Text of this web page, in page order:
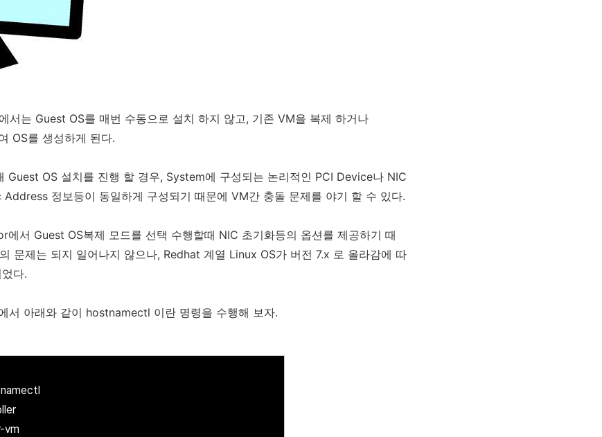
서는 Guest OS를 매번 수동으로 설치 하지 않고, 기존 VM을 복제 하거나
OS를 생성하게 된다.
Guest OS 설치를 진행 할 경우, System에 구성되는 논리적인 PCI Device나 NIC
정보등이 동일하게 구성되기 때문에 VM간 충돌 문제를 야기 할 수 있다.
에서 Guest OS복제 모드를 선택 수행할때 NIC 초기화등의 옵션를 제공하기 때
문제는 되지 일어나지 않으나, Redhat 계열 Linux OS가 버전 7.x 로 올라감에 따
다.
서 아래와 같이 hostnamectl 이란 명령을 수행해 보자.